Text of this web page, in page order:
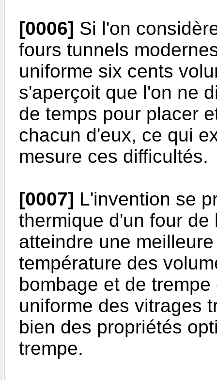
[0006] Si l'on
fours tunnels
uniforme six cents
s'aperçoit que l'on ne
de temps pour placer
chacun d'eux, ce qui
mesure ces difficultés.
[0007] L'invention se
thermique d'un four
atteindre une
température des
bombage et de
uniforme des vitrages
bien des propriétés
trempe.